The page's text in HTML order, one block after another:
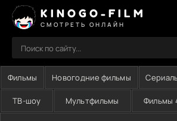
KINOGO-FILM
СМОТРЕТЬ ОНЛАЙН
Фильмы Новогодние фильмы
ТВ-шоу Мультфильмы Фильмы